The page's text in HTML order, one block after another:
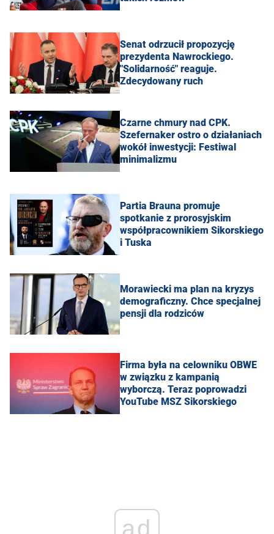
Senat odrzucił propozycję
prezydenta Nawrockiego.
"Solidarność" reaguje.
Zdecydowany ruch
Czarne chmury nad CPK.
Szefernaker ostro o działaniach
wokół inwestycji: Festiwal
minimalizmu
Partia Brauna promuje
spotkanie z prorosyjskim
współpracownikiem Sikorskiego
i Tuska
Morawiecki ma plan na kryzys
demograficzny. Chce specjalnej
pensji dla rodziców
Firma była na celowniku OBWE
w związku z kampanią
wyborczą. Teraz poprowadzi
YouTube MSZ Sikorskiego
ad